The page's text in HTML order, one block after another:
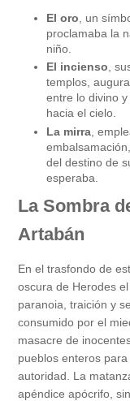
El oro , un
proclamaba la
niño.
El incienso ,
templos,
entre lo divino
hacia el cielo.
La mirra ,
del destino de
esperaba.
La Sombra
Artabán
En el trasfondo de
oscura de Herodes
paranoia, traición y
consumido por el
masacre de
pueblos enteros
autoridad. La
apéndice apócrifo,